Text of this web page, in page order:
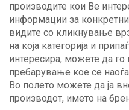
производите кои Ве
информации за
видите со кликнување
на која категорија и
интересира, можете да го
пребарување кое се наоѓа
Во полето можете да ја
производот, името на